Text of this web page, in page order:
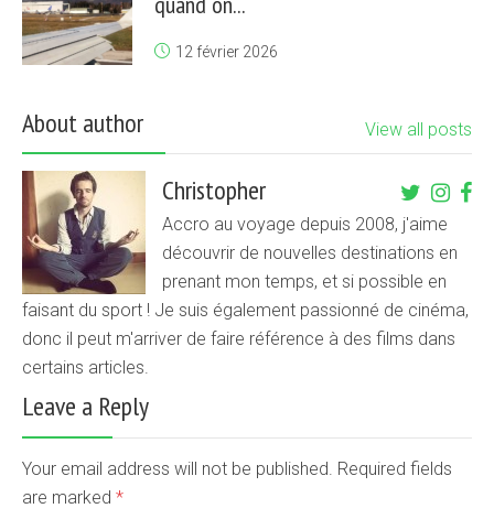
12 février 2026
About author View all posts
Christopher
Accro au voyage depuis 2008, j'aime
découvrir de nouvelles destinations en
prenant mon temps, et si possible en
faisant du sport ! Je suis également passionné de cinéma,
donc il peut m'arriver de faire référence à des films dans
certains articles.
Leave a Reply
Your email address will not be published. Required fields
are marked *